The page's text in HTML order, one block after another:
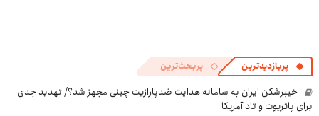
پربازدیدترین پربحث‌ترین
خیبرشکن ایران به سامانه هدایت ضدپارازیت چینی مجهز شد؟/ تهدید جدی
برای پاتریوت و تاد آمریکا